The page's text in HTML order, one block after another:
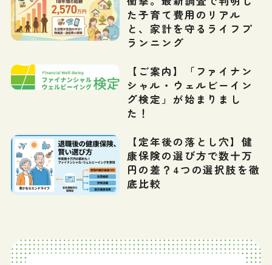
た子育て費用のリアル
と、家計を守るライフプ
ランニング
【ご案内】「ファイナン
シャル・ウェルビーイン
グ検定」が始まりまし
た！
【定年後の落とし穴】健
康保険の選び方で数十万
円の差？4つの選択肢を徹
底比較